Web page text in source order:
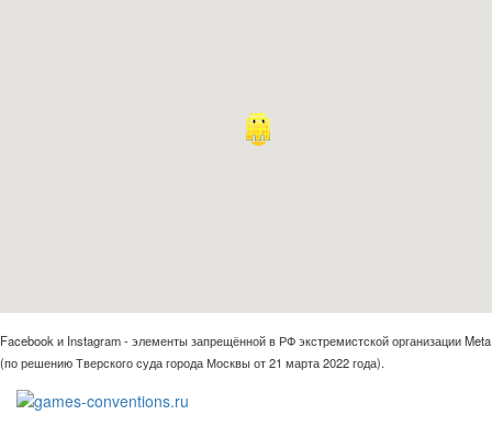
Facebook и Instagram - элементы запрещённой в РФ экстремистской организации Meta
(по решению Тверского суда города Москвы от 21 марта 2022 года).